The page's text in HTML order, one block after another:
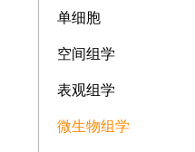
单细胞
空间组学
表观组学
微生物组学